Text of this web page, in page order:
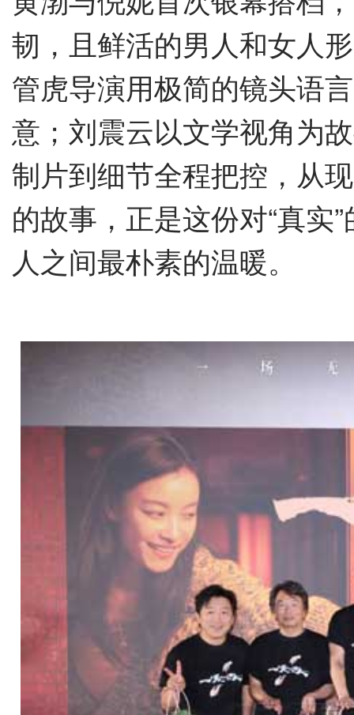
韧，且鲜活的男人和女人
管虎导演用极简的镜头语
意；刘震云以文学视角为
制片到细节全程把控， 从
的故事， 正是这份对“真实
人之间最朴素的温暖。